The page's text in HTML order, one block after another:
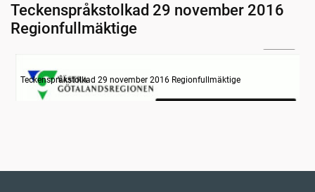
Teckenspråkstolkad 29 november 2016
Regionfullmäktige
Information om dagens ärenden
Teckenspråkstolkad 29 november 2016 Regionfullmäktige